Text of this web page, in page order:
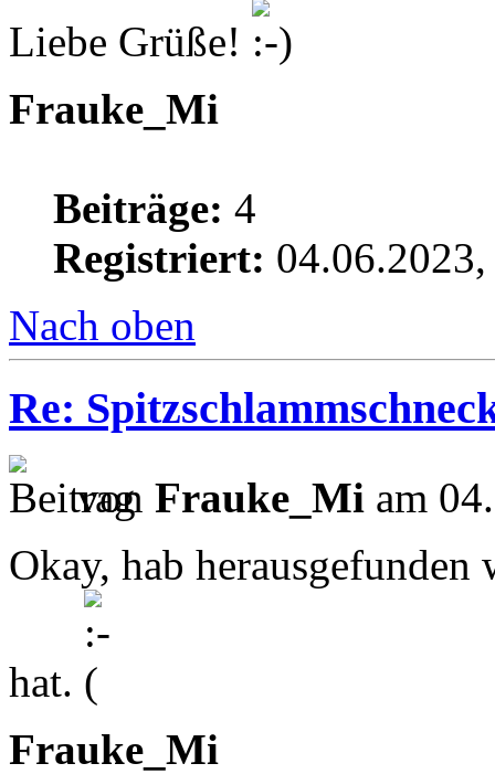
Liebe Grüße!
Frauke_Mi
Beiträge: 4
Registriert:
Nach oben
Re:
von Frauke_Mi am
Okay, hab
hat.
Frauke_Mi